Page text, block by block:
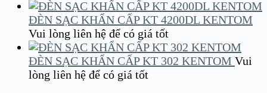
ĐÈN SẠC KHẨN CẤP KT 4200DL KENTOM
Vui lòng liên hệ để có giá tốt
ĐÈN SẠC KHẨN CẤP KT 302 KENTOM Vui
lòng liên hệ để có giá tốt